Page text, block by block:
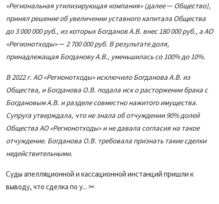
«Региональная утилизирующая компания» (далее— Общество),
принял решение об увеличении уставного капитала Общества
до 3 000 000 руб., из которых Богданов А.В. внес 180 000 руб., а АО
«Регионотходы»— 2 700 000 руб. В результате доля,
принадлежащая Богданову А.В., уменьшилась со 100% до 10%.
В 2022 г. АО «Регионотходы» исключило Богданова А.В. из
Общества, и Богданова О.В. подала иск о расторжении брака с
Богдановым А.В. и разделе совместно нажитого имущества.
Супруга утверждала, что не знала об отчуждении 90% долей
Общества АО «Регионотходы» и не давала согласия на такое
отчуждение. Богданова О.В. требовала признать такие сделки
недействительными.
Суды апелляционной и кассационной инстанций пришли к
выводу, что сделка по у... ✂